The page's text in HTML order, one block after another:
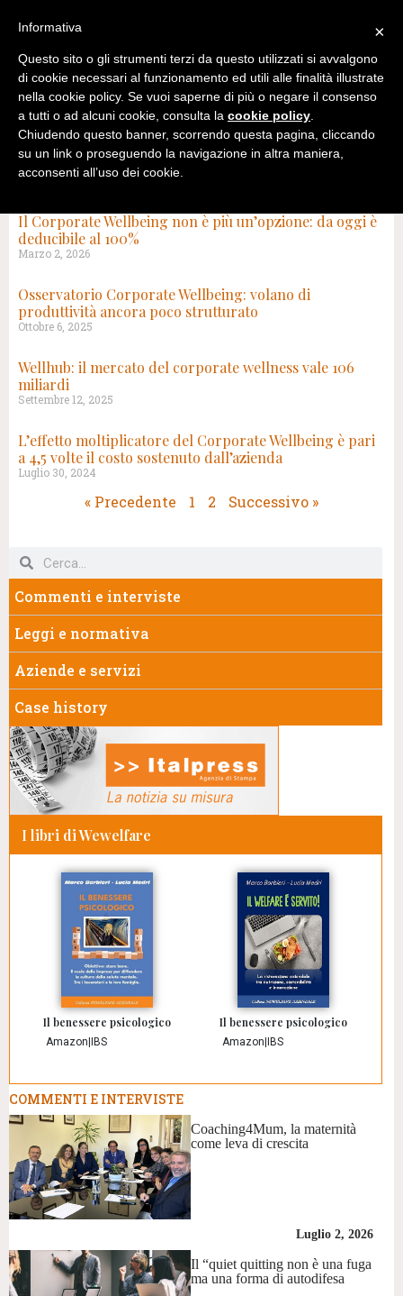
Il Corporate Wellbeing non è più un’opzione: da oggi è
deducibile al 100%
Marzo 2, 2026
Osservatorio Corporate Wellbeing: volano di
produttività ancora poco strutturato
Ottobre 6, 2025
Wellhub: il mercato del corporate wellness vale 106
miliardi
Settembre 12, 2025
L’effetto moltiplicatore del Corporate Wellbeing è pari
a 4,5 volte il costo sostenuto dall’azienda
Luglio 30, 2024
« Precedente 1 2 Successivo »
Commenti e interviste
Leggi e normativa
Aziende e servizi
Case history
I libri di Wewelfare
Il benessere psicologico
Amazon IBS
Il benessere psicologico
Amazon IBS
COMMENTI E INTERVISTE
Coaching4Mum, la maternità
come leva di crescita
Luglio 2, 2026
Il “quiet quitting non è una fuga
ma una forma di autodifesa
×
Informativa
Questo sito o gli strumenti terzi da questo utilizzati si avvalgono
di cookie necessari al funzionamento ed utili alle finalità illustrate
nella cookie policy. Se vuoi saperne di più o negare il consenso
a tutti o ad alcuni cookie, consulta la cookie policy.
Chiudendo questo banner, scorrendo questa pagina, cliccando
su un link o proseguendo la navigazione in altra maniera,
acconsenti all’uso dei cookie.